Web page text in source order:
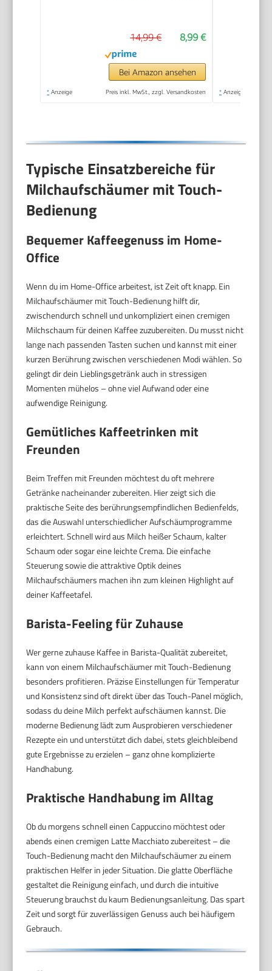
Batteriebetrieb und
einfacher
Handhabung, inkl. 2
Batterien, schwarz,
8,99 €
14,99 €
Bei Amazon ansehen
* Anzeige Preis inkl. MwSt., zzgl. Versandkosten * Anzeige
Typische Einsatzbereiche für
Milchaufschäumer mit Touch-
Bedienung
Bequemer Kaffeegenuss im Home-
Office
Wenn du im Home-Office arbeitest, ist Zeit oft knapp. Ein
Milchaufschäumer mit Touch-Bedienung hilft dir,
zwischendurch schnell und unkompliziert einen cremigen
Milchschaum für deinen Kaffee zuzubereiten. Du musst nicht
lange nach passenden Tasten suchen und kannst mit einer
kurzen Berührung zwischen verschiedenen Modi wählen. So
gelingt dir dein Lieblingsgetränk auch in stressigen
Momenten mühelos – ohne viel Aufwand oder eine
aufwendige Reinigung.
Gemütliches Kaffeetrinken mit
Freunden
Beim Treffen mit Freunden möchtest du oft mehrere
Getränke nacheinander zubereiten. Hier zeigt sich die
praktische Seite des berührungsempfindlichen Bedienfelds,
das die Auswahl unterschiedlicher Aufschäumprogramme
erleichtert. Schnell wird aus Milch heißer Schaum, kalter
Schaum oder sogar eine leichte Crema. Die einfache
Steuerung sowie die attraktive Optik deines
Milchaufschäumers machen ihn zum kleinen Highlight auf
deiner Kaffeetafel.
Barista-Feeling für Zuhause
Wer gerne zuhause Kaffee in Barista-Qualität zubereitet,
kann von einem Milchaufschäumer mit Touch-Bedienung
besonders profitieren. Präzise Einstellungen für Temperatur
und Konsistenz sind oft direkt über das Touch-Panel möglich,
sodass du deine Milch perfekt aufschäumen kannst. Die
moderne Bedienung lädt zum Ausprobieren verschiedener
Rezepte ein und unterstützt dich dabei, stets gleichbleibend
gute Ergebnisse zu erzielen – ganz ohne komplizierte
Handhabung.
Praktische Handhabung im Alltag
Ob du morgens schnell einen Cappuccino möchtest oder
abends einen cremigen Latte Macchiato zubereitest – die
Touch-Bedienung macht den Milchaufschäumer zu einem
praktischen Helfer in jeder Situation. Die glatte Oberfläche
gestaltet die Reinigung einfach, und durch die intuitive
Steuerung brauchst du kaum Bedienungsanleitung. Das spart
Zeit und sorgt für zuverlässigen Genuss auch bei häufigem
Gebrauch.